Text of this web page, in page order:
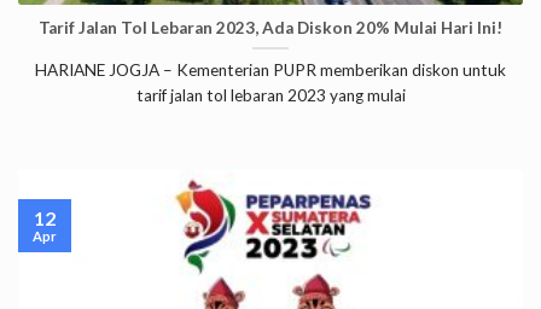
Tarif Jalan Tol Lebaran 2023, Ada Diskon 20% Mulai Hari Ini!
HARIANE JOGJA – Kementerian PUPR memberikan diskon untuk
tarif jalan tol lebaran 2023 yang mulai
12
Apr